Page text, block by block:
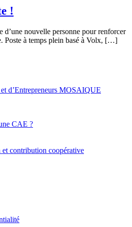
!
d’une nouvelle personne pour renforcer
Poste à temps plein basé à Volx, […]
CAE ?
et contribution coopérative